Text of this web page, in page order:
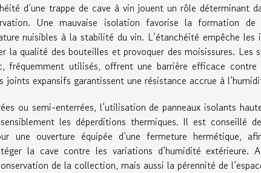
d’une trappe de cave à vin jouent un rôle déterminant
Une mauvaise isolation favorise la formation de
nuisibles à la stabilité du vin. L’étanchéité empêche
la qualité des bouteilles et provoquer des moisissures. Les
fréquemment utilisés, offrent une barrière efficace contre
joints expansifs garantissent une résistance accrue à
ou semi-enterrées, l’utilisation de panneaux isolants
les déperditions thermiques. Il est conseillé
une ouverture équipée d’une fermeture hermétique,
la cave contre les variations d’humidité extérieure.
de la collection, mais aussi la pérennité de